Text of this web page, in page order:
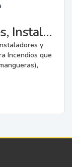
Fabricantes, Reparadores, Instaladores y Mantenedores de Instalaciones Fijas contra Incendios.
y
Incendios que